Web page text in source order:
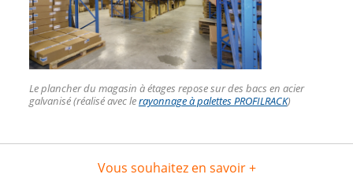
Le plancher du magasin à étages repose sur des bacs en acier
galvanisé (réalisé avec lerayonnage à palettes PROFILRACK)
Vous souhaitez en savoir +